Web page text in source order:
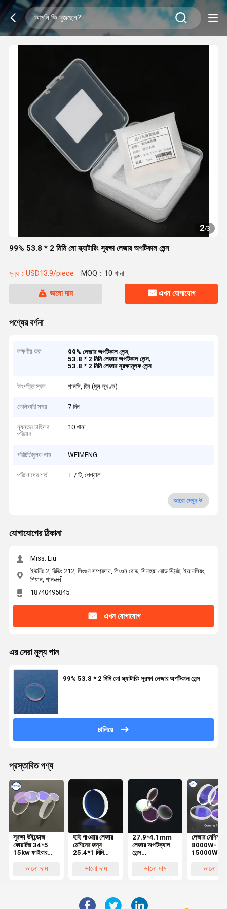
2/3
99% 53.8 * 2 মিমি লো স্ক্যাটারিং সুরক্ষা লেজার অপটিকাল লেন্স
মূল্য：USD13.9/piece MOQ：10 খানা
ভালো দাম এখন যোগাযোগ
পণ্যের বর্ণনা
লক্ষণীয় করা 99% লেজার অপটিকাল লেন্স,
53.8 * 2 মিমি লেজার অপটিকাল লেন্স,
53.8 * 2 মিমি লেজার সুরক্ষামূলক লেন্স
উৎপত্তি স্থল শানসি, চীন (মূল ভূখণ্ড)
ডেলিভারি সময় 7 দিন
ন্যূনতম চাহিদার
পরিমাণ
10 খানা
পরিচিতিমুলক নাম WEIMENG
পরিশোধের শর্ত T / টি, পেপ্যাল
আরো দেখুন
যোগাযোগের ঠিকানা
Miss. Liu
ইউনিট 2, বিল্ডিং 212, লিংগুন সম্প্রদায়, লিংগুন রোড, সিনহুয়া রোড স্ট্রিট, ইয়ানলিয়ং,
শিয়ান, শানक्सी
18740495845
এখন যোগাযোগ
এর সেরা মূল্য পান
99% 53.8 * 2 মিমি লো স্ক্যাটারিং সুরক্ষা লেজার অপটিকাল লেন্স
চালিয়ে
প্রস্তাবিত পণ্য
সুরক্ষা উইন্ডোজ
কোয়ার্টজ 34*5
15kw ফাইবার
Precitec
ভালো দাম
হাই পাওয়ার লেজার
মেশিনের জন্য
25.4*1 মিমি
লেন্স 7980
ভালো দাম
27.9*4.1mm
লেজার অপটিক্যাল
লেন্স
লেজার হেডের জন্য
ভালো দাম
লেজার মেশিন
8000W-
15000W এর
কর্নিং 7980
ভালো দাম